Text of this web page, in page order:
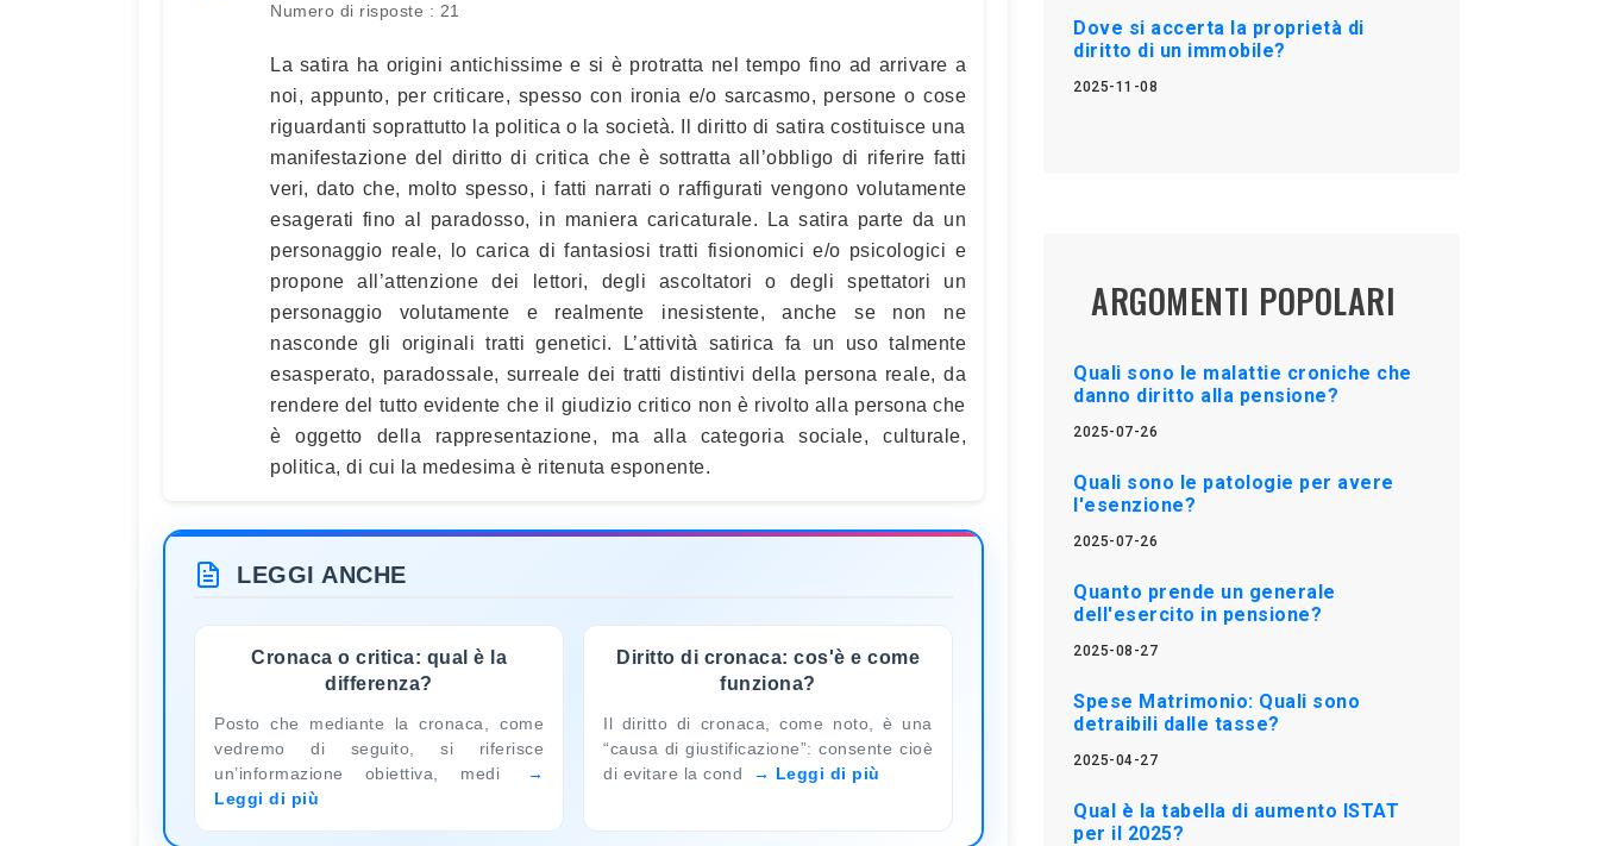
Numero di risposte : 21
La satira ha origini antichissime e si è protratta nel tempo fino ad arrivare a
noi, appunto, per criticare, spesso con ironia e/o sarcasmo, persone o cose
riguardanti soprattutto la politica o la società. Il diritto di satira costituisce una
manifestazione del diritto di critica che è sottratta all’obbligo di riferire fatti
veri, dato che, molto spesso, i fatti narrati o raffigurati vengono volutamente
esagerati fino al paradosso, in maniera caricaturale. La satira parte da un
personaggio reale, lo carica di fantasiosi tratti fisionomici e/o psicologici e
propone all’attenzione dei lettori, degli ascoltatori o degli spettatori un
personaggio volutamente e realmente inesistente, anche se non ne
nasconde gli originali tratti genetici. L’attività satirica fa un uso talmente
esasperato, paradossale, surreale dei tratti distintivi della persona reale, da
rendere del tutto evidente che il giudizio critico non è rivolto alla persona che
è oggetto della rappresentazione, ma alla categoria sociale, culturale,
politica, di cui la medesima è ritenuta esponente.
LEGGI ANCHE
Cronaca o critica: qual è la
differenza?
Posto che mediante la cronaca, come
vedremo di seguito, si riferisce
un’informazione obiettiva, medi
Leggi di più
Diritto di cronaca: cos'è e come
funziona?
Il diritto di cronaca, come noto, è una
“causa di giustificazione”: consente cioè
di evitare la cond
Leggi di più
Dove si accerta la proprietà di
diritto di un immobile?
2025-11-08
ARGOMENTI POPOLARI
Quali sono le malattie croniche che
danno diritto alla pensione?
2025-07-26
Quali sono le patologie per avere
l'esenzione?
2025-07-26
Quanto prende un generale
dell'esercito in pensione?
2025-08-27
Spese Matrimonio: Quali sono
detraibili dalle tasse?
2025-04-27
Qual è la tabella di aumento ISTAT
per il 2025?